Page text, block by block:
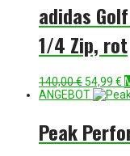
adidas
1/4 Zip, rot
140,00€
Preis
54,99 €
ANGEBOT
Peak